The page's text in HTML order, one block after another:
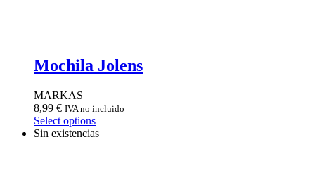
Mochila Jolens
MARKAS
8,99 € IVA no incluido
Select options
Sin existencias